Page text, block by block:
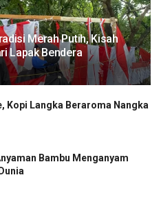
Merah Putih, Kisah
Lapak Bendera
Kopi Langka Beraroma Nangka
Bambu Menganyam